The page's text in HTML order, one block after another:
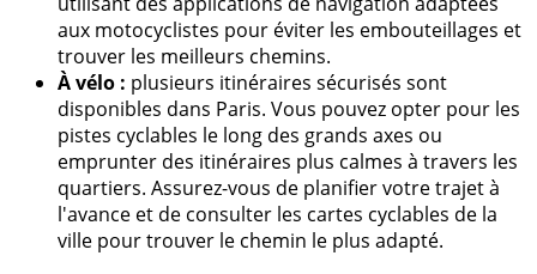
aux motocyclistes pour éviter les embouteillages et
trouver les meilleurs chemins.
À vélo : plusieurs itinéraires sécurisés sont
disponibles dans Paris. Vous pouvez opter pour les
pistes cyclables le long des grands axes ou
emprunter des itinéraires plus calmes à travers les
quartiers. Assurez-vous de planifier votre trajet à
l'avance et de consulter les cartes cyclables de la
ville pour trouver le chemin le plus adapté.